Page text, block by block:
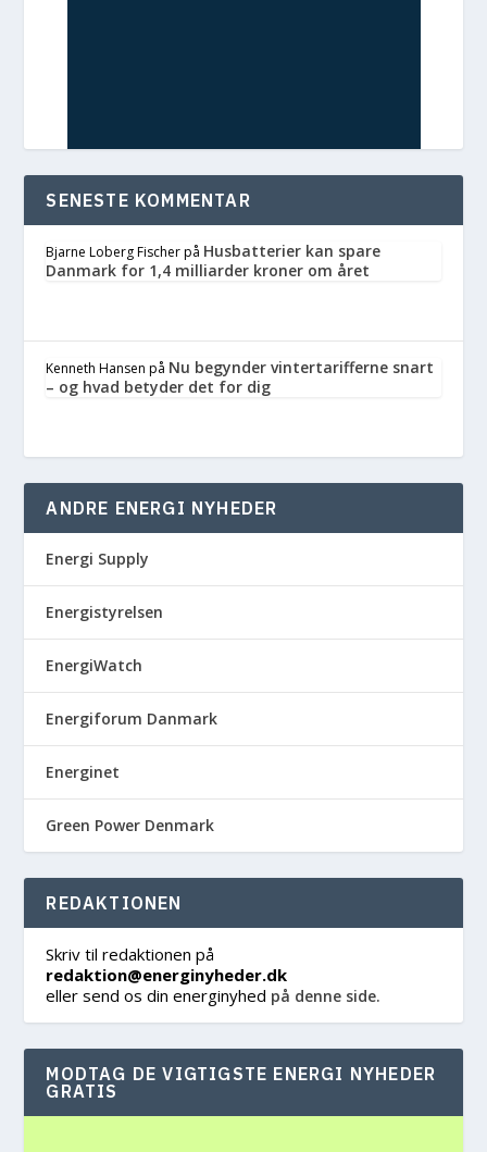
SENESTE KOMMENTAR
Bjarne Loberg Fischerpå Husbatterier kan spare
Danmark for 1,4 milliarder kroner om året
Kenneth Hansen på Nu begynder vintertarifferne snart
– og hvad betyder det for dig
ANDRE ENERGI NYHEDER
Energi Supply
Energistyrelsen
EnergiWatch
Energiforum Danmark
Energinet
Green Power Denmark
REDAKTIONEN
Skriv til redaktionen på
redaktion@energinyheder.dk
eller send os din energinyhed på denne side.
MODTAG DE VIGTIGSTE ENERGI NYHEDER
GRATIS